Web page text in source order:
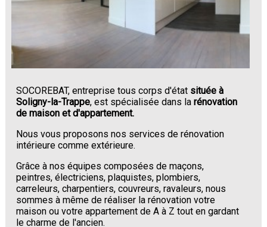
SOCOREBAT, entreprise tous corps d'état située à
Soligny-la-Trappe, est spécialisée dans larénovation
de maison et d'appartement.
Nous vous proposons nos services de rénovation
intérieure comme extérieure.
Grâce à nos équipes composées de maçons,
peintres, électriciens, plaquistes, plombiers,
carreleurs, charpentiers, couvreurs, ravaleurs, nous
sommes à même de réaliser la rénovation votre
maison ou votre appartement de A à Z tout en gardant
le charme de l'ancien.